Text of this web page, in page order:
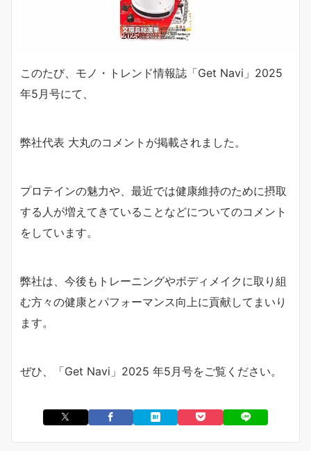
このたび、モノ・トレンド情報誌「Get Navi」2025
年5月号にて、
弊社代表 大丸のコメントが掲載されました。
プロテインの魅力や、最近では健康維持のために摂取
する人が増えてきていることなどについてのコメント
をしています。
弊社は、今後もトレーニングやボディメイクに取り組
む方々の健康とパフォーマンス向上に貢献してまいり
ます。
ぜひ、「Get Navi」2025 年5月号をご覧ください。